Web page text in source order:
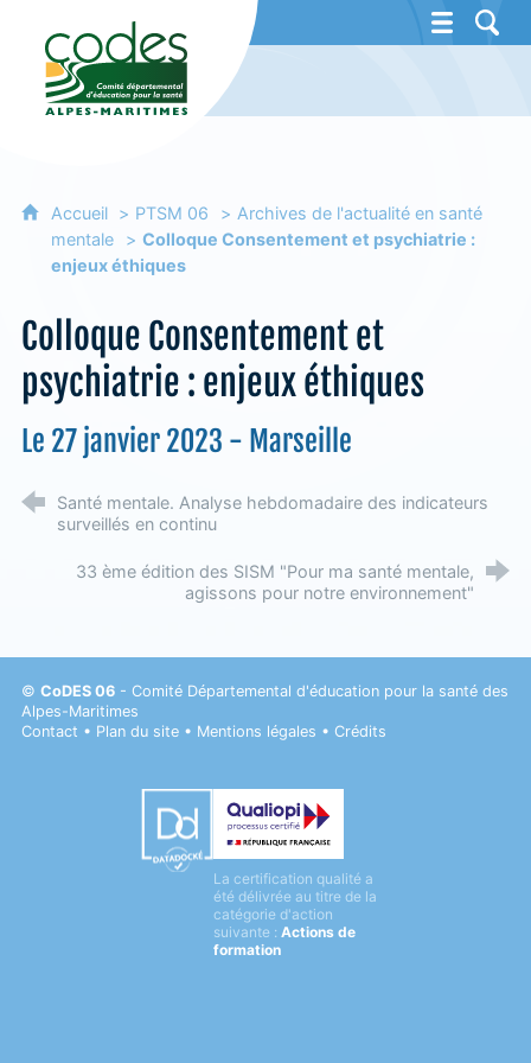
CoDES 06 - Comité départemental
Accueil PTSM 06
Archives de l'actualité en santé
mentale
Colloque Consentement et psychiatrie :
enjeux éthiques
Colloque Consentement et
psychiatrie : enjeux éthiques
Le 27 janvier 2023 - Marseille
Santé mentale. Analyse hebdomadaire des indicateurs
surveillés en continu
33 ème édition des SISM "Pour ma santé mentale,
agissons pour notre environnement"
© CoDES 06- Comité Départemental d'éducation pour la santé des
Alpes-Maritimes
Contact • Plan du site• Mentions légales • Crédits
Datadock
Qualiopi
La certification qualité a
été délivrée au titre de la
catégorie d'action
suivante : Actions de
formation